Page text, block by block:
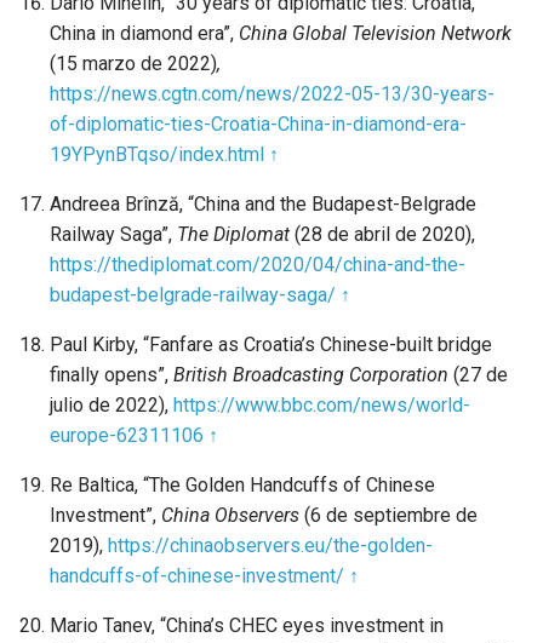
China in diamond era”, China Global Television Network
(15 marzo de 2022),
https://news.cgtn.com/news/2022-05-13/30-years-
of-diplomatic-ties-Croatia-China-in-diamond-era-
19YPynBTqso/index.html ↑
Andreea Brînză, “China and the Budapest-Belgrade
Railway Saga”, The Diplomat (28 de abril de 2020),
https://thediplomat.com/2020/04/china-and-the-
budapest-belgrade-railway-saga/ ↑
Paul Kirby, “Fanfare as Croatia’s Chinese-built bridge
finally opens”, British Broadcasting Corporation (27 de
julio de 2022), https://www.bbc.com/news/world-
europe-62311106 ↑
Re Baltica, “The Golden Handcuffs of Chinese
Investment”, China Observers (6 de septiembre de
2019), https://chinaobservers.eu/the-golden-
handcuffs-of-chinese-investment/ ↑
Mario Tanev, “China’s CHEC eyes investment in